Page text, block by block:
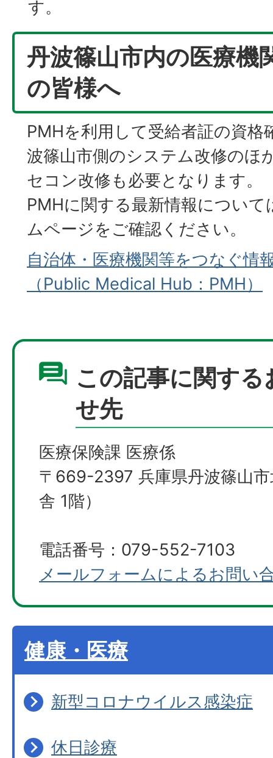
す。
丹波篠山市内の医療機
の皆様へ
PMHを利用して受給者証の資格
波篠山市側のシステム改修のほ
セコン改修も必要となります。
PMHに関する最新情報につい
ムページをご確認ください。
自治体・医療機関等をつなぐ情
（Public Medical Hub：PMH）
この記事に関する
せ先
医療保険課 医療係
〒669-2397 兵庫県丹波篠山
舎 1階）
電話番号：079-552-7103
メールフォームによるお問い
健康・医療
新型コロナウイルス感染症
休日診療